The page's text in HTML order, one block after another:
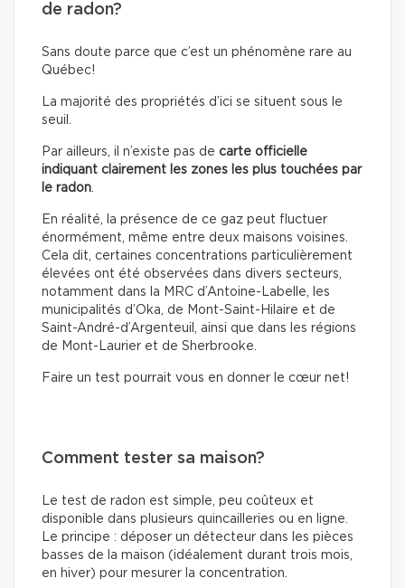
de radon?
Sans doute parce que c’est un phénomène rare au
Québec!
La majorité des propriétés d’ici se situent sous le
seuil.
Par ailleurs, il n’existe pas de carte officielle
indiquant clairement les zones les plus touchées par
le radon
En réalité, la présence de ce gaz peut fluctuer
énormément, même entre deux maisons voisines.
Cela dit, certaines concentrations particulièrement
élevées ont été observées dans divers secteurs,
notamment dans la MRC d’Antoine-Labelle, les
municipalités d’Oka, de Mont-Saint-Hilaire et de
Saint-André-d’Argenteuil, ainsi que dans les régions
de Mont-Laurier et de Sherbrooke.
Faire un test pourrait vous en donner le cœur net!
Comment tester sa maison?
Le test de radon est simple, peu coûteux et
disponible dans plusieurs quincailleries ou en ligne.
Le principe : déposer un détecteur dans les pièces
basses de la maison (idéalement durant trois mois,
en hiver) pour mesurer la concentration.